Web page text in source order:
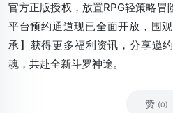
官方正版授权，放置RPG轻策略冒
平台预约通道现已全面开放，围
承】获得更多福利资讯，分享邀
魂，共赴全新斗罗神途。
赞 (0)